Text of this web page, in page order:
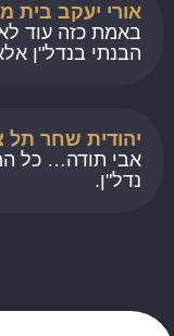
אורי יעקב בית
באמת כזה עוד
הבנתי בנדל"ן
יהודית שחר תל
אבי תודה… כל
נדל"ן.